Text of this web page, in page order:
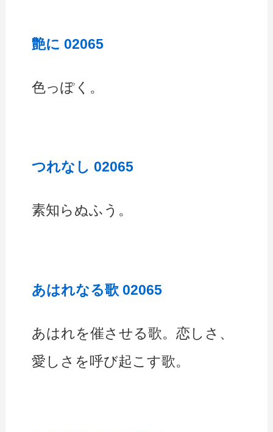
艶に 02065
色っぽく。
つれなし 02065
素知らぬふう。
あはれなる歌 02065
あはれを催させる歌。恋しさ、
愛しさを呼び起こす歌。